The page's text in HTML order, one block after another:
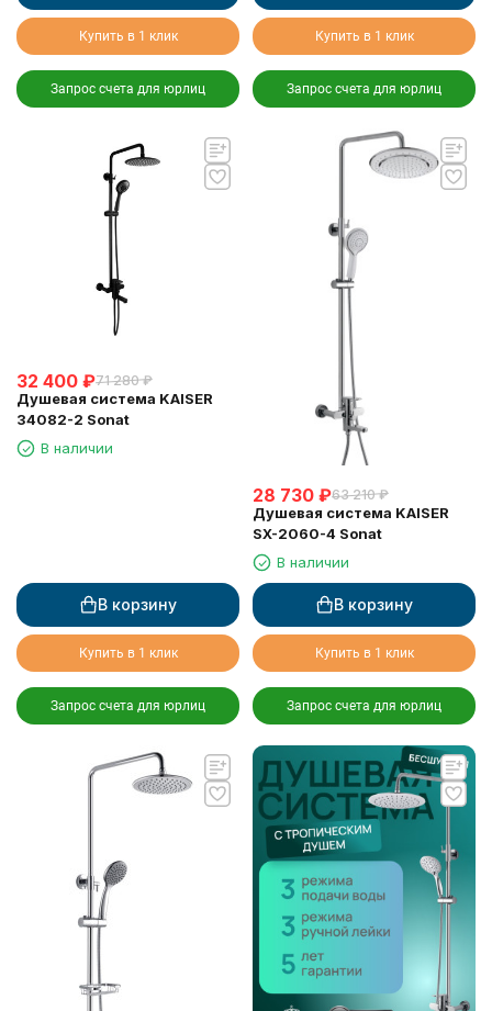
Купить в 1 клик
Запрос счета для юрлиц
Купить в 1 клик
Запрос счета для юрлиц
32 400 ₽71 280 ₽
Душевая система KAISER
34082-2 Sonat
В наличии
В корзину
Купить в 1 клик
Запрос счета для юрлиц
28 730 ₽63 210 ₽
Душевая система KAISER
SX-2060-4 Sonat
В наличии
В корзину
Купить в 1 клик
Запрос счета для юрлиц